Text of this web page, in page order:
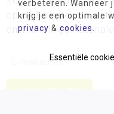
verbeteren. Wanneer
krijg je een optimale
privacy & cookies
Essentiële
op de hoogte van